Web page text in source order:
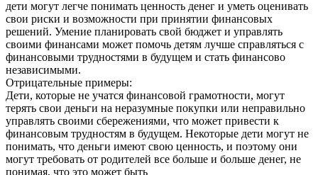
дети могут легче понимать ценность денег и уметь оценивать
свои риски и возможности при принятии финансовых
решений. Умение планировать свой бюджет и управлять
своими финансами может помочь детям лучше справляться с
финансовыми трудностями в будущем и стать финансово
независимыми.
Отрицательные примеры:
Дети, которые не учатся финансовой грамотности, могут
терять свои деньги на неразумные покупки или неправильно
управлять своими сбережениями, что может привести к
финансовым трудностям в будущем. Некоторые дети могут не
понимать, что деньги имеют свою ценность, и поэтому они
могут требовать от родителей все больше и больше денег, не
понимая, что это может быть